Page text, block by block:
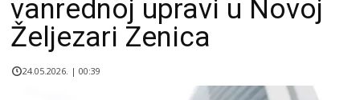
vanrednoj upravi u Novoj
Željezari Zenica
24.05.2026. | 00:39